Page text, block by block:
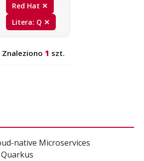
Red Hat ✕
Litera: Q ✕
Znaleziono 1 szt.
native Microservices